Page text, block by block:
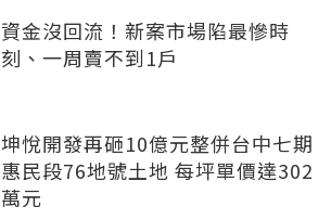
資金沒回流！新案市場陷最慘時
刻、一周賣不到1戶
坤悅開發再砸10億元整併台中七期
惠民段76地號土地 每坪單價達302
萬元